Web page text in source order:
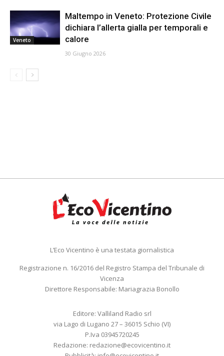
Veneto
Maltempo in Veneto: Protezione Civile
dichiara l’allerta gialla per temporali e
calore
30 Giugno 2026
L’Eco Vicentino è una testata giornalistica
Registrazione n. 16/2016 del Registro Stampa del Tribunale di
Vicenza
Direttore Responsabile: Mariagrazia Bonollo
Editore: Valliland Radio srl
via Lago di Lugano 27 – 36015 Schio (VI)
P.Iva 03945720245
Redazione: redazione@ecovicentino.it